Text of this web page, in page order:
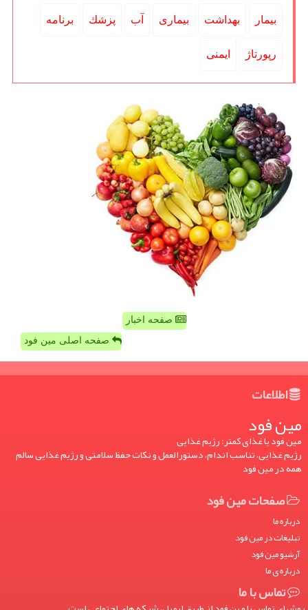
بیمار بهداشت بیماری آب پزشك برنامه
رپورتاژ ایمنی
صفحه اخبار
صفحه اصلی مین فود
اطلاعات
مین فود
مین فود یا غذای کمتر: رژیم غذایی
رژیم غذایی، تناسب اندام، دستورالعمل و نکات حفظ سلامتی و رژیم غذایی سالم
همه در مین فود
صفحات مین فود
درباره ما
تبلیغات در مین فود
آرشیو مین فود
درباره ی ما
تماس با ما